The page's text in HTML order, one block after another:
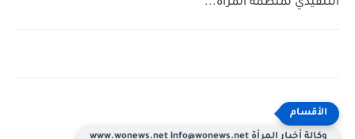
التنفيذي لمنظمة المرأة...
وكالة أخبار المرأة www.wonews.net info@wonews.net